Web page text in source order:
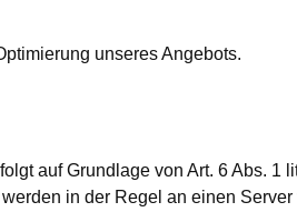
unseres Angebots.
auf Grundlage von Art. 6 Abs. 1
in der Regel an einen